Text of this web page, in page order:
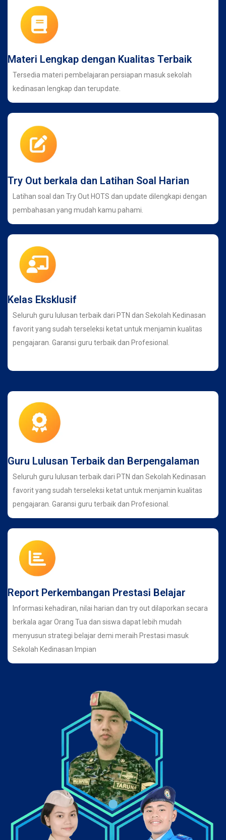
Materi Lengkap dengan Kualitas Terbaik
Tersedia materi pembelajaran persiapan masuk sekolah
kedinasan lengkap dan terupdate.
Try Out berkala dan Latihan Soal Harian
Latihan soal dan Try Out HOTS dan update dilengkapi dengan
pembahasan yang mudah kamu pahami.
Kelas Eksklusif
Seluruh guru lulusan terbaik dari PTN dan Sekolah Kedinasan
favorit yang sudah terseleksi ketat untuk menjamin kualitas
pengajaran. Garansi guru terbaik dan Profesional.
Guru Lulusan Terbaik dan Berpengalaman
Seluruh guru lulusan terbaik dari PTN dan Sekolah Kedinasan
favorit yang sudah terseleksi ketat untuk menjamin kualitas
pengajaran. Garansi guru terbaik dan Profesional.
Report Perkembangan Prestasi Belajar
Informasi kehadiran, nilai harian dan try out dilaporkan secara
berkala agar Orang Tua dan siswa dapat lebih mudah
menyusun strategi belajar demi meraih Prestasi masuk
Sekolah Kedinasan Impian